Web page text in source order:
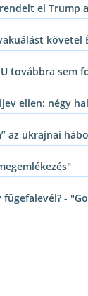
el Trump
követel
továbbra sem
ellen: négy
az ukrajnai
fügefalevél? -